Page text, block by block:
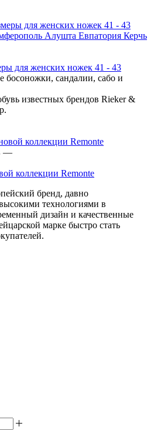
для женских ножек 41 - 43
босоножки, сандалии, сабо и
известных брендов Rieker &
—
коллекции Remonte
бренд, давно
технологиями в
дизайн и качественные
марке быстро стать